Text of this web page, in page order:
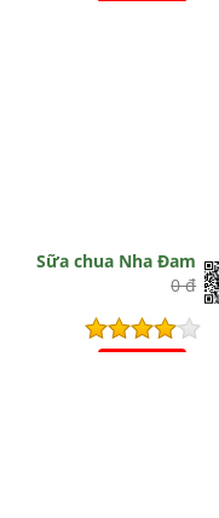
Sữa chua Nha Đam
0 đ